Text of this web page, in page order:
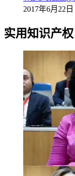
2017年6月22日
实用知识产